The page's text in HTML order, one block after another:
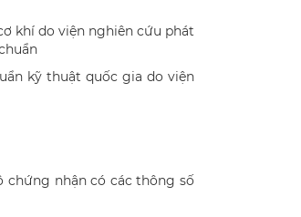
khí do viện nghiên cứu phát
kỹ thuật quốc gia do viện
chứng nhận có các thông số